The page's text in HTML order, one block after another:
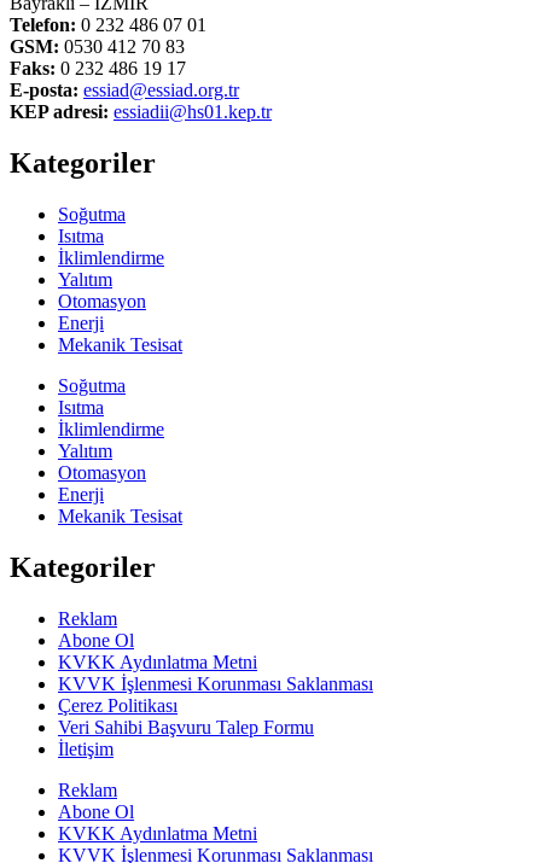
Telefon: 0 232 486 07 01
GSM: 0530 412 70 83
Faks: 0 232 486 19 17
E-posta: essiad@essiad.org.tr
KEP adresi: essiadii@hs01.kep.tr
Kategoriler
Soğutma
Isıtma
İklimlendirme
Yalıtım
Otomasyon
Enerji
Mekanik Tesisat
Soğutma
Isıtma
İklimlendirme
Yalıtım
Otomasyon
Enerji
Mekanik Tesisat
Kategoriler
Reklam
Abone Ol
KVKK Aydınlatma Metni
KVVK İşlenmesi Korunması Saklanması
Çerez Politikası
Veri Sahibi Başvuru Talep Formu
İletişim
Reklam
Abone Ol
KVKK Aydınlatma Metni
KVVK İşlenmesi Korunması Saklanması